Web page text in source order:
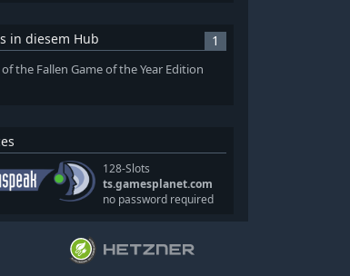
in diesem Hub 1
the Fallen Game of the Year Edition
128-Slots
ts.gamesplanet.com
no password required